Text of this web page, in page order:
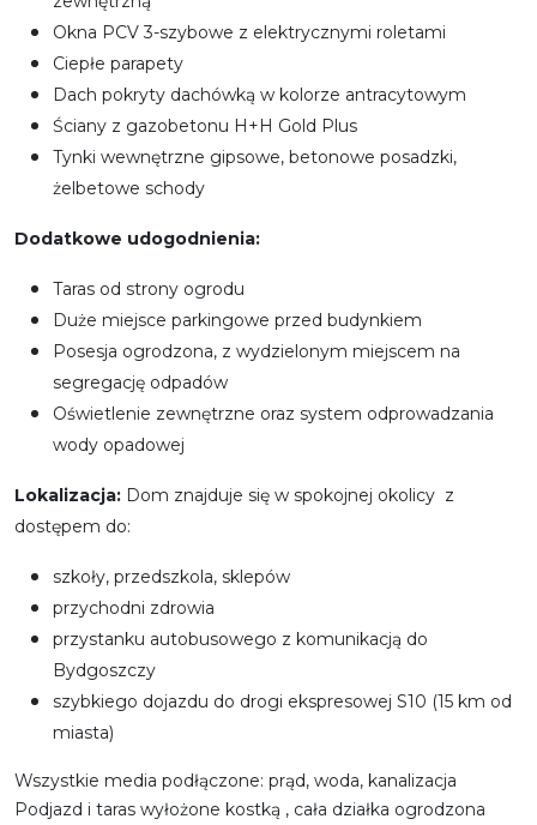
Okna PCV 3-szybowe z elektrycznymi roletami
Ciepłe parapety
Dach pokryty dachówką w kolorze antracytowym
Ściany z gazobetonu H+H Gold Plus
Tynki wewnętrzne gipsowe, betonowe posadzki,
żelbetowe schody
Dodatkowe udogodnienia:
Taras od strony ogrodu
Duże miejsce parkingowe przed budynkiem
Posesja ogrodzona, z wydzielonym miejscem na
segregację odpadów
Oświetlenie zewnętrzne oraz system odprowadzania
wody opadowej
Lokalizacja: Dom znajduje się w spokojnej okolicy z
dostępem do:
szkoły, przedszkola, sklepów
przychodni zdrowia
przystanku autobusowego z komunikacją do
Bydgoszczy
szybkiego dojazdu do drogi ekspresowej S10 (15 km od
miasta)
Wszystkie media podłączone: prąd, woda, kanalizacja
Podjazd i taras wyłożone kostką , cała działka ogrodzona